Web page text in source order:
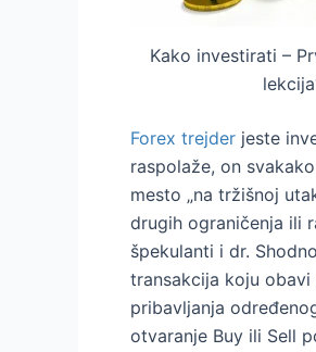
Kako investirati –
Forex trejder jeste
raspolaže, on
mesto „na tržišnoj
drugih ograničenja ili
špekulanti i dr.
transakcija koju
pribavljanja
otvaranje Buy ili Sell